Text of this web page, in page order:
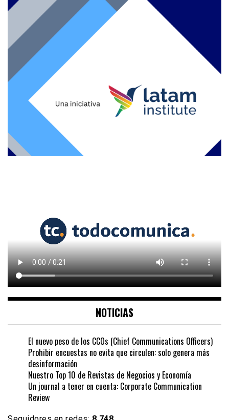
NOTICIAS
El nuevo peso de los CCOs (Chief Communications Officers)
Prohibir encuestas no evita que circulen: solo genera más
desinformación
Nuestro Top 10 de Revistas de Negocios y Economía
Un journal a tener en cuenta: Corporate Communication
Review